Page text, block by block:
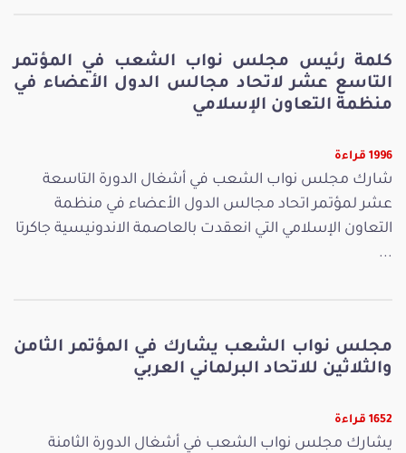
كلمة رئيس مجلس نواب الشعب في المؤتمر
التاسع عشر لاتحاد مجالس الدول الأعضاء في
منظمة التعاون الإسلامي
1996 قراءة
شارك مجلس نواب الشعب في أشغال الدورة التاسعة
عشر لمؤتمر اتحاد مجالس الدول الأعضاء في منظمة
التعاون الإسلامي التي انعقدت بالعاصمة الاندونيسية جاكرتا
...
مجلس نواب الشعب يشارك في المؤتمر الثامن
والثلاثين للاتحاد البرلماني العربي
1652 قراءة
يشارك مجلس نواب الشعب في أشغال الدورة الثامنة